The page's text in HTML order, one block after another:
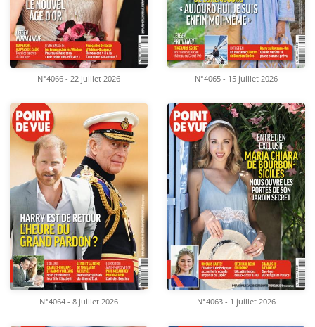
N°4066 - 22 juillet 2026 N°4065 - 15 juillet 2026
N°4064 - 8 juillet 2026 N°4063 - 1 juillet 2026